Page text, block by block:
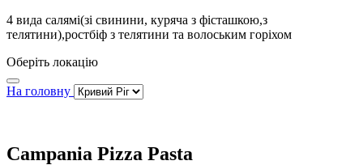
4 вида салямі(зі свинини, куряча з фісташкою,з
телятини),ростбіф з телятини та волоським горіхом
Оберіть локацію
На головну
Campania Pizza Pasta